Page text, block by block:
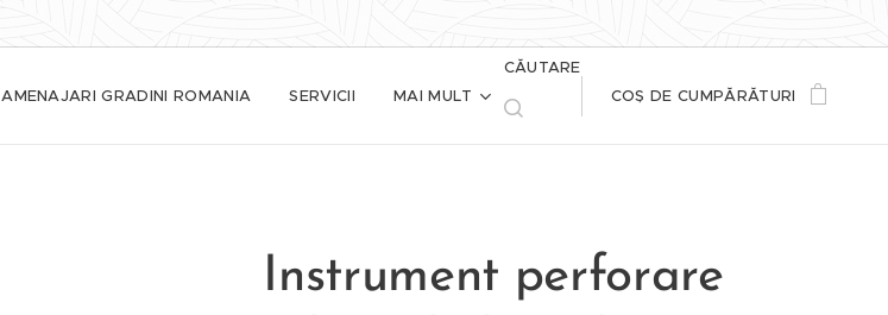
AMENAJARI GRADINI ROMANIA SERVICII MAI MULT
CĂUTARE
COȘ DE CUMPĂRĂTURI
Instrument perforare